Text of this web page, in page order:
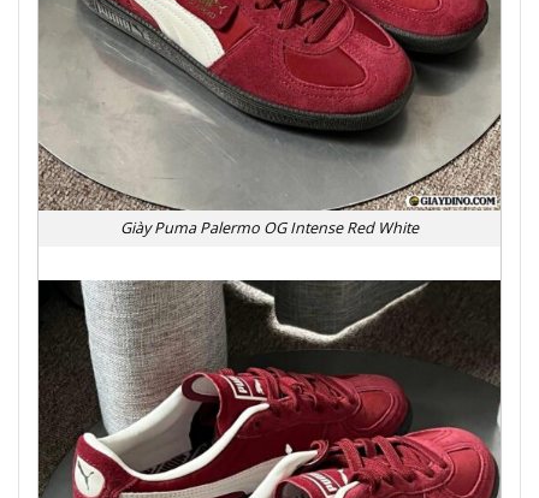
Giày Puma Palermo OG Intense Red White